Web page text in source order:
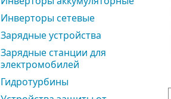
Инверторы сетевые
Зарядные устройства
Зарядные станции для
электромобилей
Гидротурбины